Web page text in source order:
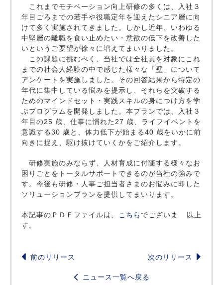
これまでモチベーション向上研修の多くは、入社３
年目ごろまでの若手や役職定年を迎えたシニア層に向
けて多く実施されてきました。しかし近年、いわゆる
中堅層の離職を食い止めたい・意欲の低下を改善した
いというご要望が徐々に増えてまいりました。
この課題に挑むべく、当社では全社員を対象にこれ
までの社会人経験の中で感じた様々な「壁」について
アンケートを実施しました。その回答結果から特定の
年代に集中している悩みを提示し、それらを突破する
ためのマインドセット・実践スキルの身につけ方を学
ぶプログラムを開発しました。本プランでは、入社３
年目の25 歳、仕事に慣れた27 歳、ライフイベントを
意識する30 歳と、体力低下が始まる40 歳をいかに前
向きに捉え、駆け抜けていくかをご紹介します。
研修実施のみならず、人材育成に付随する様々なお
困りごとをトータルサポートできるのが当社の強みで
す。今後も研修・人事ご担当者さまのお悩みに即した
ソリューションプランを提供してまいります。
以上
本記事のＰＤＦファイルは、 こちら でございま
す。
前のリリース 次のリリース
ニュース一覧へ戻る